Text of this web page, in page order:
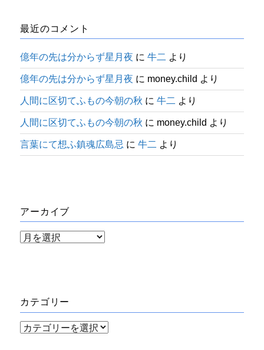
最近のコメント
億年の先は分からず星月夜 に牛二 より
億年の先は分からず星月夜 に money.child より
人間に区切てふもの今朝の秋 に牛二 より
人間に区切てふもの今朝の秋 に money.child より
言葉にて想ふ鎮魂広島忌 に牛二 より
アーカイブ
ア
ブ
カテゴリー
カ